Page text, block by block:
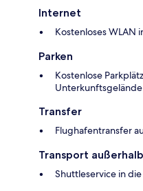
Internet
Kostenloses WLAN
Parken
Kostenlose
Unterkunftsgelände
Transfer
Flughafentransfer
Transport
Shuttleservice in